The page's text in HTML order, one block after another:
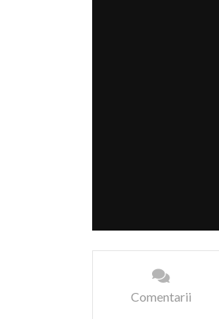
Comentarii